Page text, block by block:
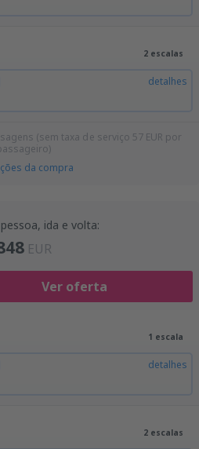
2 escalas
detalhes
(sem taxa de serviço 57 EUR por
da compra
ida e volta:
EUR
Ver oferta
1 escala
detalhes
2 escalas